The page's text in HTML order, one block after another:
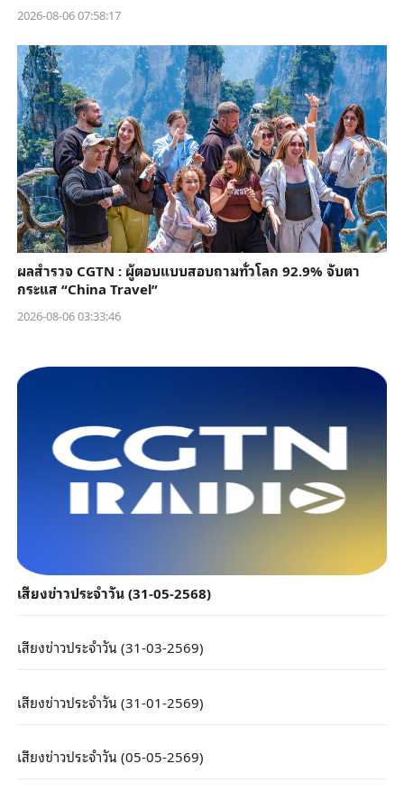
2026-08-06 07:58:17
ผลสำรวจ CGTN : ผู้ตอบแบบสอบถามทั่วโลก 92.9% จับตา
กระแส “China Travel”
2026-08-06 03:33:46
เสียงข่าวประจำวัน (31-05-2568)
เสียงข่าวประจำวัน (31-03-2569)
เสียงข่าวประจำวัน (31-01-2569)
เสียงข่าวประจำวัน (05-05-2569)